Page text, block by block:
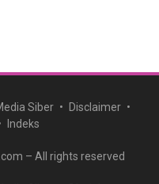
Siber
Disclaimer
Indeks
– All rights reserved